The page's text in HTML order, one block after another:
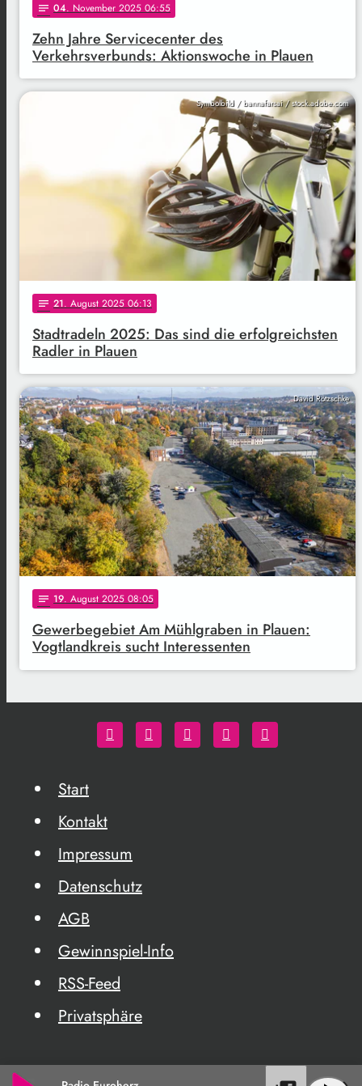
notes 04. November 2025 06:55
Zehn Jahre Servicecenter des
Verkehrsverbunds: Aktionswoche in Plauen
Symbolbild / bannafarsai / stock.adobe.com
notes 21. August 2025 06:13
Stadtradeln 2025: Das sind die erfolgreichsten
Radler in Plauen
David Rötzschke
notes 19. August 2025 08:05
Gewerbegebiet Am Mühlgraben in Plauen:
Vogtlandkreis sucht Interessenten
Start
Kontakt
Impressum
Datenschutz
AGB
Gewinnspiel-Info
RSS-Feed
Privatsphäre